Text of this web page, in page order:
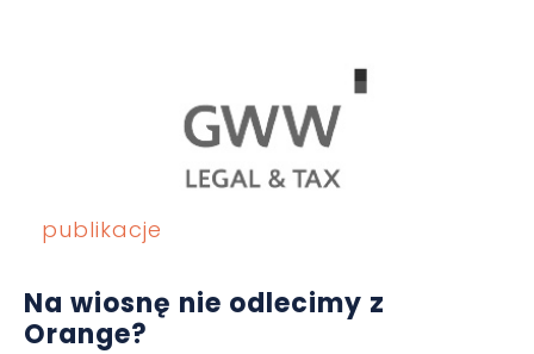
publikacje
Na wiosnę nie odlecimy z
Orange?